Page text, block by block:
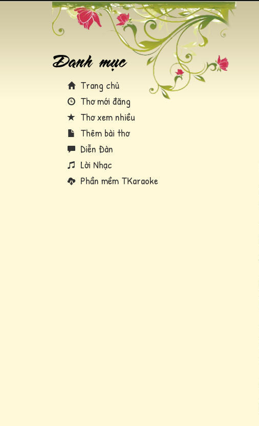
Trang chủ
Thơ mới đăng
Thơ xem nhiều
Thêm bài thơ
Diễn Đàn
Lời Nhạc
Phần mềm TKaraoke